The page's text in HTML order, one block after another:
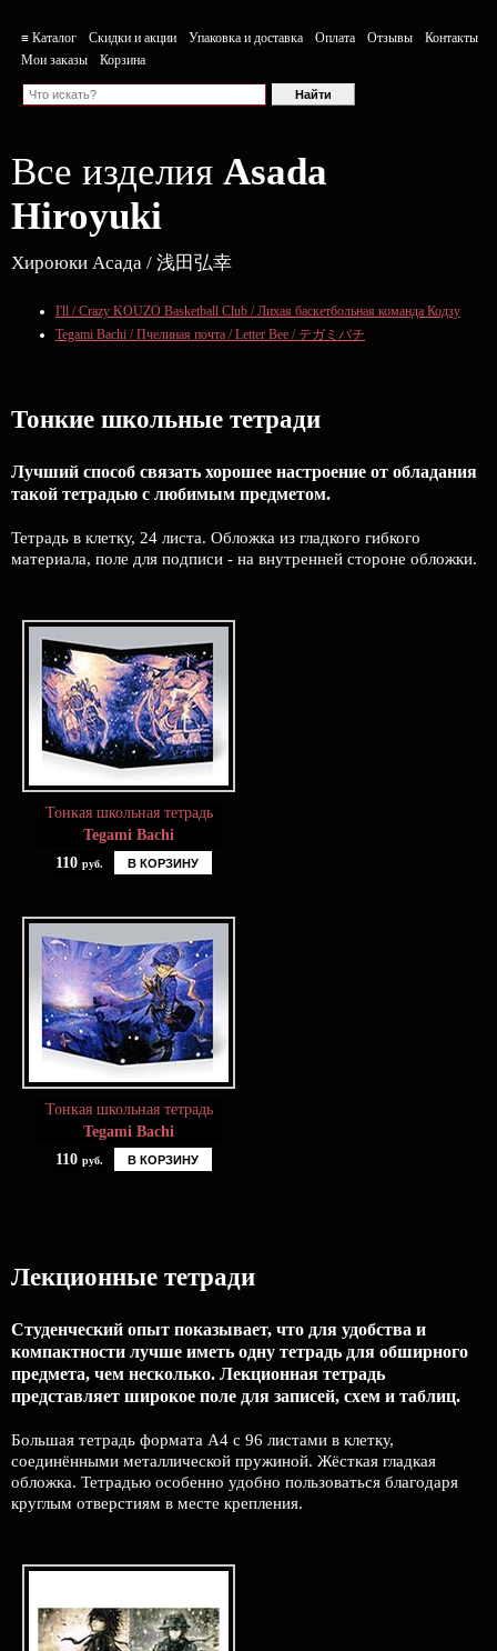
≡ Каталог Скидки и акции Упаковка и доставка Оплата Отзывы
Контакты
Мои заказы
Корзина
Все изделия Asada
Hiroyuki
Хироюки Асада / 浅田弘幸
I'll / Crazy KOUZO Basketball Club / Лихая баскетбольная команда Кодзу
Tegami Bachi / Пчелиная почта / Letter Bee / テガミバチ
Тонкие школьные тетради
Лучший способ связать хорошее настроение от обладания
такой тетрадью c любимым предметом.
Тетрадь в клетку, 24 листа. Обложка из гладкого гибкого
материала, поле для подписи - на внутренней стороне обложки.
Тонкая школьная тетрадь
Tegami Bachi
110 руб. В КОРЗИНУ
Тонкая школьная тетрадь
Tegami Bachi
110 руб. В КОРЗИНУ
Лекционные тетради
Студенческий опыт показывает, что для удобства и
компактности лучше иметь одну тетрадь для обширного
предмета, чем несколько. Лекционная тетрадь
представляет широкое поле для записей, схем и таблиц.
Большая тетрадь формата А4 с 96 листами в клетку,
соединёнными металлической пружиной. Жёсткая гладкая
обложка. Тетрадью особенно удобно пользоваться благодаря
круглым отверстиям в месте крепления.